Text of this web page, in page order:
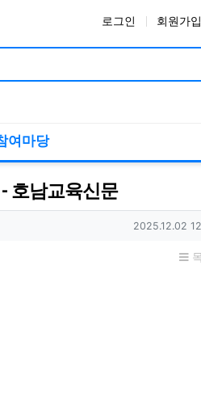
로그인 회원가입
여마당
호남교육신문
작성일
2025.12.02